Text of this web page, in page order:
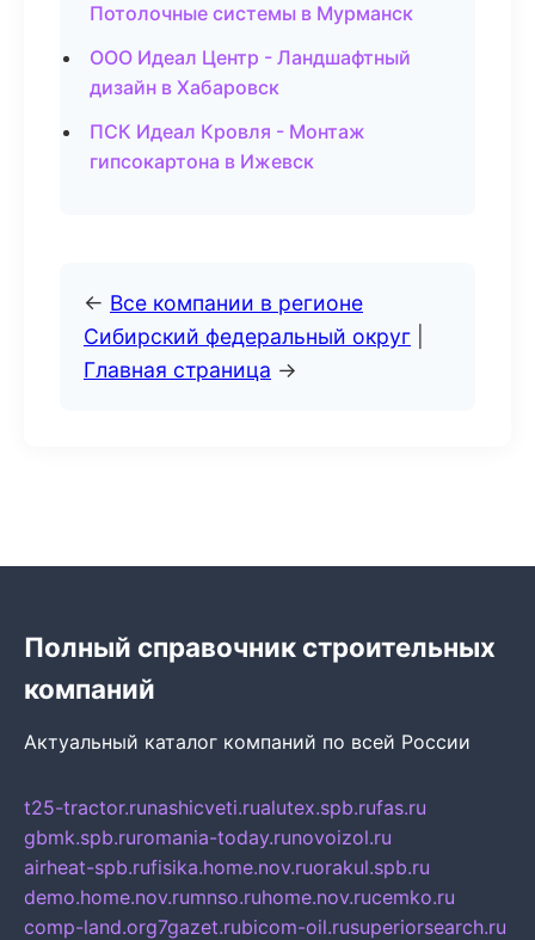
Потолочные системы в Мурманск
ООО Идеал Центр - Ландшафтный
дизайн в Хабаровск
ПСК Идеал Кровля - Монтаж
гипсокартона в Ижевск
← Все компании в регионе
Сибирский федеральный округ
Главная страница →
Полный справочник строительных
компаний
Актуальный каталог компаний по всей России
t25-tractor.runashicveti.rualutex.spb.rufas.ru
gbmk.spb.ruromania-today.runovoizol.ru
airheat-spb.rufisika.home.nov.ruorakul.spb.ru
demo.home.nov.rumnso.ruhome.nov.rucemko.ru
comp-land.org7gazet.rubicom-oil.rusuperiorsearch.ru